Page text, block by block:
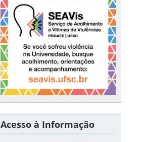
Acesso à Informação